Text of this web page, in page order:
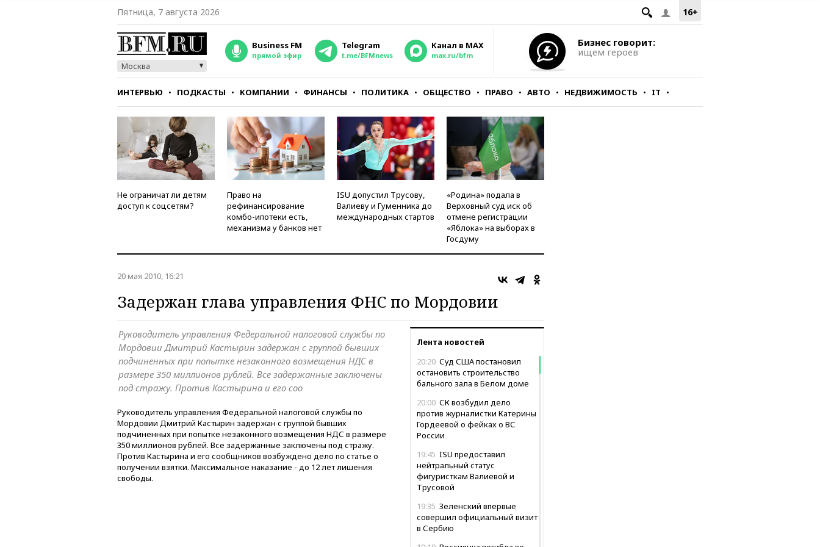
16+
Пятница, 7 августа 2026
Москва
Business FM
прямой эфир
Telegram
t.me/BFMnews
Канал в MAX
max.ru/bfm
Бизнес говорит:
ищем героев
ИНТЕРВЬЮ ПОДКАСТЫ КОМПАНИИ ФИНАНСЫ ПОЛИТИКА ОБЩЕСТВО ПРАВО АВТО НЕДВИЖИМОСТЬ IT
СТИЛЬ ТЕСТЫ
Не ограничат ли детям
доступ к соцсетям?
Право на
рефинансирование
комбо-ипотеки есть,
механизма у банков нет
ISU допустил Трусову,
Валиеву и Гуменника до
международных стартов
«Родина» подала в
Верховный суд иск об
отмене регистрации
«Яблока» на выборах в
Госдуму
20 мая 2010, 16:21
Задержан глава управления ФНС по Мордовии
Лента новостей
20:20 Суд США постановил
остановить строительство
бального зала в Белом доме
20:00 СК возбудил дело
против журналистки Катерины
Гордеевой о фейках о ВС
России
19:45 ISU предоставил
нейтральный статус
фигуристкам Валиевой и
Трусовой
19:35 Зеленский впервые
совершил официальный визит
в Сербию
Руководитель управления Федеральной налоговой службы по
Мордовии Дмитрий Кастырин задержан с группой бывших
подчиненных при попытке незаконного возмещения НДС в
размере 350 миллионов рублей. Все задержанные заключены
под стражу. Против Кастырина и его соо
Руководитель управления Федеральной налоговой службы по
Мордовии Дмитрий Кастырин задержан с группой бывших
подчиненных при попытке незаконного возмещения НДС в размере
350 миллионов рублей. Все задержанные заключены под стражу.
Против Кастырина и его сообщников возбуждено дело по статье о
получении взятки. Максимальное наказание - до 12 лет лишения
свободы.